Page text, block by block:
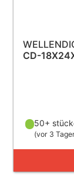
CD-
50+
(vor 3